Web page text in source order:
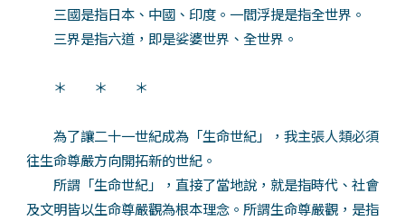
三國是指日本、中國、印度。一閻浮提是指全世界。
三界是指六道，即是娑婆世界、全世界。
＊ ＊ ＊
為了讓二十一世紀成為「生命世紀」，我主張人類必須
往生命尊嚴方向開拓新的世紀。
所謂「生命世紀」，直接了當地說，就是指時代、社會
及文明皆以生命尊嚴觀為根本理念。所謂生命尊嚴觀，是指